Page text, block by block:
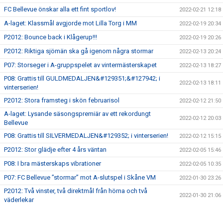
FC Bellevue önskar alla ett fint sportlov! 2022-02-21 12:18
A-laget: Klassmål avgjorde mot Lilla Torg i MM 2022-02-19 20:34
P2012: Bounce back i Klågerup!!! 2022-02-19 20:26
P2012: Riktiga sjömän ska gå igenom några stormar 2022-02-13 20:24
P07: Storseger i A-gruppspelet av vintermästerskapet 2022-02-13 18:27
P08: Grattis till GULDMEDALJEN&#129351;&#127942; i
vinterserien!
2022-02-13 18:11
P2012: Stora framsteg i skön februarisol 2022-02-12 21:50
A-laget: Lysande säsongspremiär av ett rekordungt
Bellevue
2022-02-12 20:03
P08: Grattis till SILVERMEDALJEN&#129352; i vinterserien! 2022-02-12 15:15
P2012: Stor glädje efter 4 års väntan 2022-02-05 15:46
P08: I bra mästerskaps vibrationer 2022-02-05 10:35
P07: FC Bellevue ”stormar” mot A-slutspel i Skåne VM 2022-01-30 23:26
P2012: Två vinster, två direktmål från hörna och två
väderlekar
2022-01-30 21:06